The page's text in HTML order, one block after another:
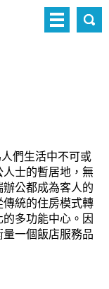
們生活中不可或
士的暫居地，無
公都成為客人的
統的住房模式轉
多功能中心。因
一個飯店服務品